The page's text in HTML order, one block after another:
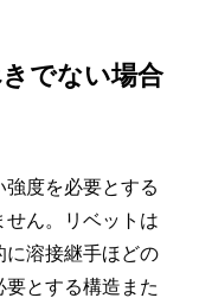
でない場合
度を必要とする
ん。リベットは
に溶接継手ほどの
とする構造また